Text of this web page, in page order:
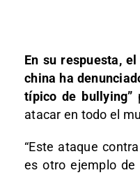
En su respuesta,
china ha
típico de bullying”
atacar en todo el
“Este ataque
es otro ejemplo de